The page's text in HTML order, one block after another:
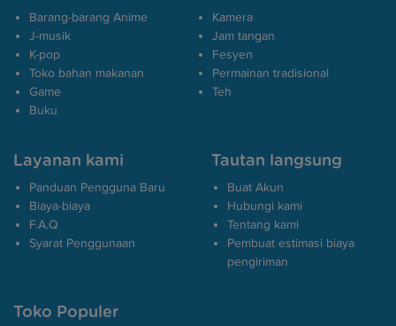
Barang-barang Anime
J-musik
K-pop
Toko bahan makanan
Game
Buku
Kamera
Jam tangan
Fesyen
Permainan tradisional
Teh
Layanan kami
Panduan Pengguna Baru
Biaya-biaya
F.A.Q
Syarat Penggunaan
Tautan langsung
Buat Akun
Hubungi kami
Tentang kami
Pembuat estimasi biaya
pengiriman
Toko Populer